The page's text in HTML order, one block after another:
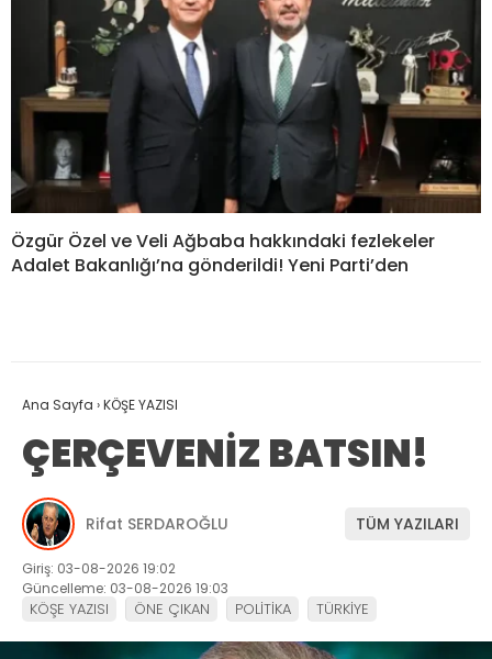
Özgür Özel ve Veli Ağbaba hakkındaki fezlekeler
Adalet Bakanlığı’na gönderildi! Yeni Parti’den
Ana Sayfa ›KÖŞE YAZISI
ÇERÇEVENİZ BATSIN!
Rifat SERDAROĞLU TÜM YAZILARI
Giriş: 03-08-2026 19:02
Güncelleme: 03-08-2026 19:03
KÖŞE YAZISI ÖNE ÇIKAN POLİTİKA TÜRKİYE